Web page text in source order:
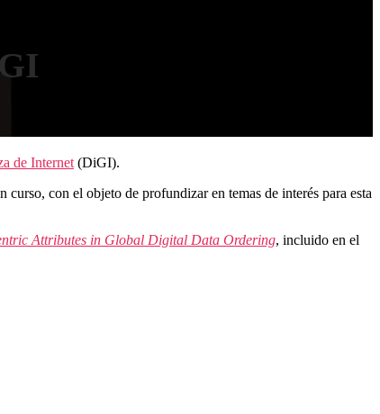
de Internet (DiGI).
con el objeto de profundizar en temas de interés para esta
Attributes in Global Digital Data Ordering, incluido en el